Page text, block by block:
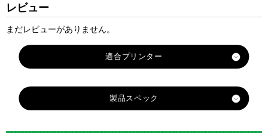
レビュー
まだレビューがありません。
製品スペック
エプソン